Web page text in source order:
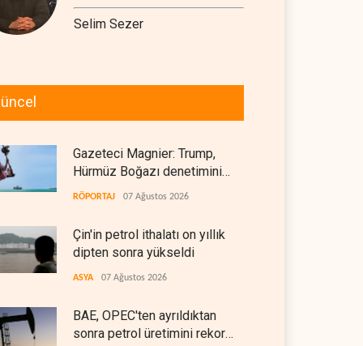
Selim Sezer
Gazeteci Magnier: Trump,
Hürmüz Boğazı denetimini
doğrudan İran ve Umman'a
RÖPORTAJ 07 Ağustos 2026
Çin'in petrol ithalatı on yıllık
dipten sonra yükseldi
ASYA 07 Ağustos 2026
BAE, OPEC'ten ayrıldıktan
sonra petrol üretimini rekor